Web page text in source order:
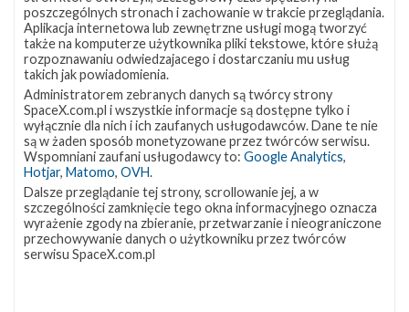
OSTATNIO POPULARNE
NAJPOPULARNIEJSZE TEMATY
Falcon 9 1046 Starlink 561 SLC-40 521
OCISLY 337 LC-39A 292 SLC-4E 284
NASA Lądowanie JRTI 214
ASOG Dragon 2 145 Osłony ładunku
Starship 107 Landing Zone 1
poszczególnych stronach i zachowanie w trakcie przeglądania.
Aplikacja internetowa lub zewnętrzne usługi mogą tworzyć
także na komputerze użytkownika pliki tekstowe, które służą
rozpoznawaniu odwiedzajacego i dostarczaniu mu usług
takich jak powiadomienia.
Administratorem zebranych danych są twórcy strony
SpaceX.com.pl i wszystkie informacje są dostępne tylko i
wyłącznie dla nich i ich zaufanych usługodawców. Dane te nie
są w żaden sposób monetyzowane przez twórców serwisu.
Wspomniani zaufani usługodawcy to: Google Analytics,
Hotjar, Matomo, OVH.
Dalsze przeglądanie tej strony, scrollowanie jej, a w
szczególności zamknięcie tego okna informacyjnego oznacza
wyrażenie zgody na zbieranie, przetwarzanie i nieograniczone
przechowywanie danych o użytkowniku przez twórców
serwisu SpaceX.com.pl